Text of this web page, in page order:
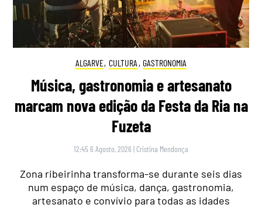
ALGARVE, CULTURA , GASTRONOMIA
Música, gastronomia e artesanato
marcam nova edição da Festa da Ria na
Fuzeta
12:45 6 Agosto, 2026 | Cristina Mendonça
Zona ribeirinha transforma-se durante seis dias
num espaço de música, dança, gastronomia,
artesanato e convívio para todas as idades